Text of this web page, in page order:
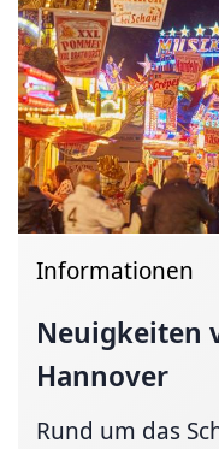
Informationen
Neuigkeiten
Hannover
Rund um das